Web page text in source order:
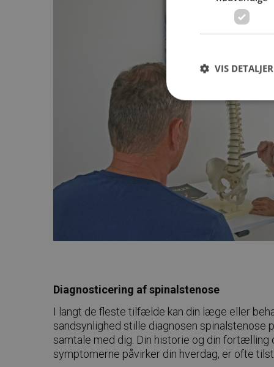
Diagnosticering af spinalstenose
I langt de fleste tilfælde kan din læge eller
sandsynlighed stille diagnosen spinalstenose
samtale med dig. Din historie og din fortælling
symptomerne påvirker din hverdag, er ofte
VIS DETALJER